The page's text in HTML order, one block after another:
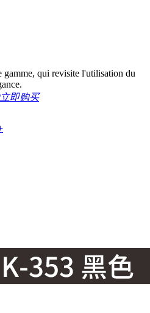
gamme, qui revisite l'utilisation du
立即购买